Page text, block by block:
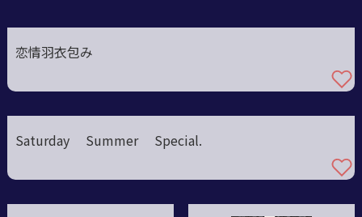
恋情羽衣包み
Saturday Summer Special.